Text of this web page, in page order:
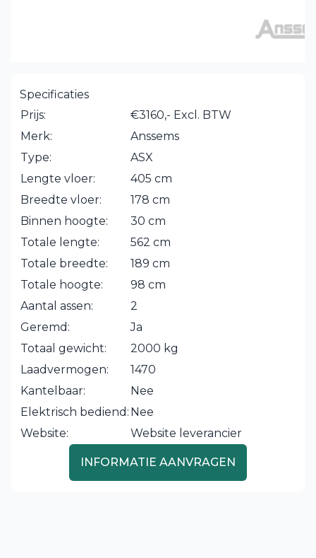
Specificaties
Prijs:
€3160,- Excl. BTW
Merk:
Anssems
Type:
ASX
Lengte vloer:
405 cm
Breedte vloer:
178 cm
Binnen hoogte:
30 cm
Totale lengte:
562 cm
Totale breedte:
189 cm
Totale hoogte:
98 cm
Aantal assen:
2
Geremd:
Ja
Totaal gewicht:
2000 kg
Laadvermogen:
1470
Kantelbaar:
Nee
Elektrisch bediend: Nee
Website:
Website leverancier
INFORMATIE AANVRAGEN